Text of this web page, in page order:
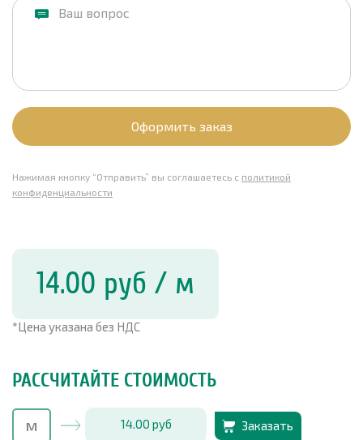
Оформить заказ
Нажимая кнопку “Отправить” вы соглашаетесь с политикой
конфиденциальности
14.00 руб / м
*Цена указана без НДС
РАССЧИТАЙТЕ СТОИМОСТЬ
14.00 руб Заказать